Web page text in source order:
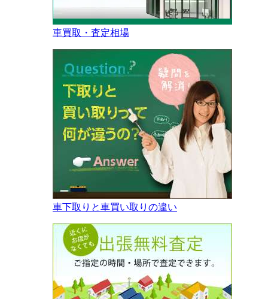
車買取・査定相場
車下取りと車買い取りの違い